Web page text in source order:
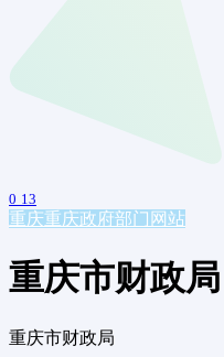
0 13
重庆重庆政府部门网站
重庆市财政局
重庆市财政局